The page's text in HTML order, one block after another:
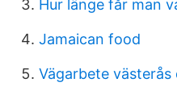
Hur länge får man
Jamaican food
Vägarbete västerås